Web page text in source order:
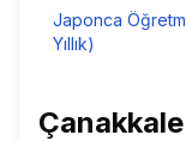
Japonca
Yıllık)